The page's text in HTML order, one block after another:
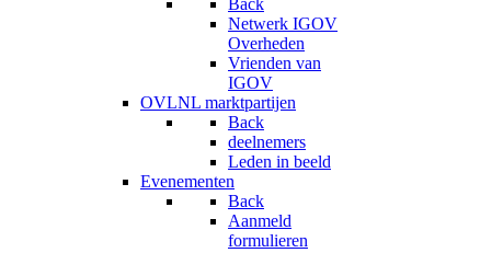
Back
Netwerk IGOV
Overheden
Vrienden van
IGOV
OVLNL marktpartijen
Back
deelnemers
Leden in beeld
Evenementen
Back
Aanmeld
formulieren